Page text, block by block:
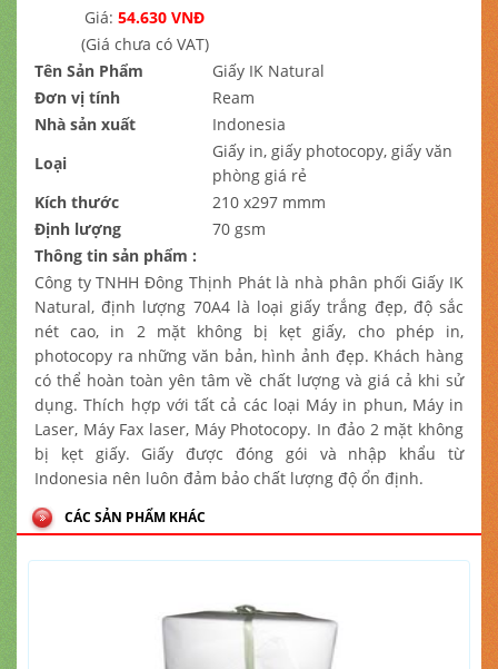
Giá: 54.630 VNĐ
(Giá chưa có VAT)
Tên Sản Phẩm
Giấy IK Natural
Đơn vị tính
Ream
Nhà sản xuất
Indonesia
Loại
Giấy in, giấy photocopy, giấy văn
phòng giá rẻ
Kích thước
210 x297 mmm
Định lượng
70 gsm
Thông tin sản phẩm :
Công ty TNHH Đông Thịnh Phát là nhà phân phối Giấy IK
Natural, định lượng 70A4 là loại giấy trắng đẹp, độ sắc
nét cao, in 2 mặt không bị kẹt giấy, cho phép in,
photocopy ra những văn bản, hình ảnh đẹp. Khách hàng
có thể hoàn toàn yên tâm về chất lượng và giá cả khi sử
dụng. Thích hợp với tất cả các loại Máy in phun, Máy in
Laser, Máy Fax laser, Máy Photocopy. In đảo 2 mặt không
bị kẹt giấy. Giấy được đóng gói và nhập khẩu từ
Indonesia nên luôn đảm bảo chất lượng độ ổn định.
CÁC SẢN PHẨM KHÁC